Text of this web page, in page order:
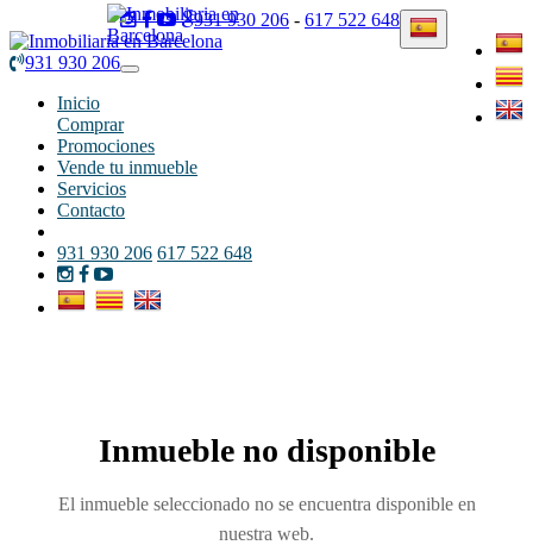
931 930 206 - 617 522 648
931 930 206
Toggle
Inicio
Comprar
Promociones
Vende tu inmueble
Servicios
Contacto
931 930 206 617 522 648
Inmueble no disponible
El inmueble seleccionado no se encuentra disponible en
nuestra web.